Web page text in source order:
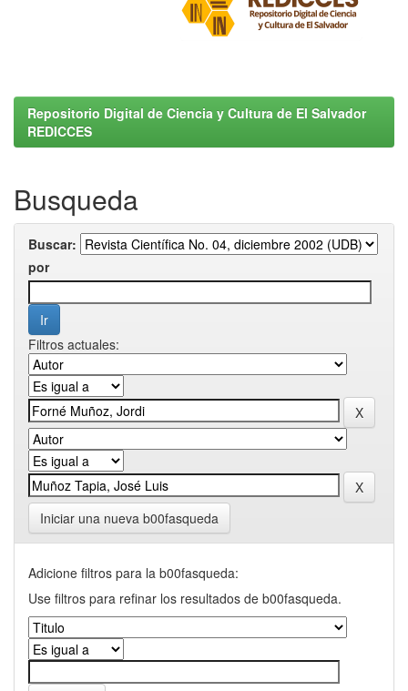
Repositorio Digital de Ciencia y Cultura de El Salvador
REDICCES
Busqueda
Buscar:
por
Filtros actuales:
Iniciar una nueva b00fasqueda
Adicione filtros para la b00fasqueda:
Use filtros para refinar los resultados de b00fasqueda.